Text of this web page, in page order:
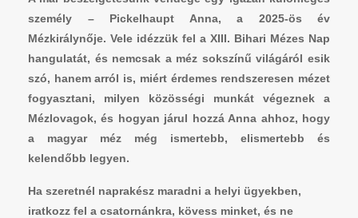
személy – Pickelhaupt Anna, a 2025-ös év
Mézkirálynője. Vele idézzük fel a XIII. Bihari Mézes Nap
hangulatát, és nemcsak a méz sokszínű világáról esik
szó, hanem arról is, miért érdemes rendszeresen mézet
fogyasztani, milyen közösségi munkát végeznek a
Mézlovagok, és hogyan járul hozzá Anna ahhoz, hogy
a magyar méz még ismertebb, elismertebb és
kelendőbb legyen.
Ha szeretnél naprakész maradni a helyi ügyekben,
iratkozz fel a csatornánkra, kövess minket, és ne